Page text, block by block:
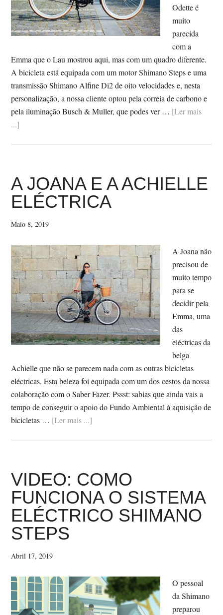
Odette é
muito
parecida
com a
Emma que o Lau mostrou aqui, mas com um quadro diferente.
A bicicleta está equipada com um motor Shimano Steps e uma
transmissão Shimano Alfine Di2 de oito velocidades e, nesta
personalização, a nossa cliente optou pela correia de carbono e
pela iluminação Busch & Muller, que podes ver … [Ler mais
...]
ELÉCTRICA
QUE
NÃO
UMA
A JOANA E A ACHIELLE
ELÉCTRICA
Maio 8, 2019
A Joana não
precisou de
muito tempo
para se
decidir pela
Emma, uma
das
eléctricas da
belga
Achielle que não se parecem nada com as outras bicicletas
eléctricas. Esta beleza foi equipada com um dos cestos da nossa
colaboração com o Saber Fazer. Pssst: sabias que ainda vais a
tempo de conseguir o apoio do Fundo Ambiental à aquisição de
bicicletas … [Ler mais ...]
ACHIELLE
ELÉCTRICA
VIDEO: COMO
FUNCIONA O SISTEMA
ELÉCTRICO SHIMANO
STEPS
Abril 17, 2019
O pessoal
da Shimano
preparou